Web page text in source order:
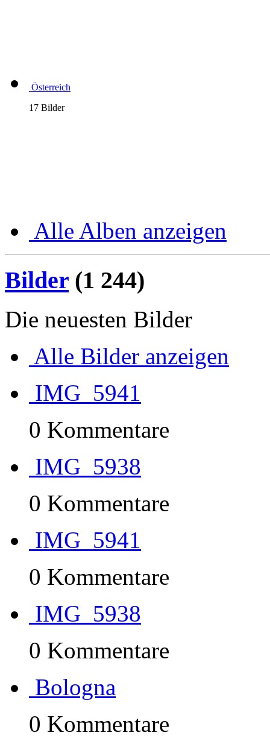
Österreich
17 Bilder
Alle Alben anzeigen
Bilder (1 244)
Die neuesten Bilder
Alle Bilder anzeigen
IMG_5941
0 Kommentare
IMG_5938
0 Kommentare
IMG_5941
0 Kommentare
IMG_5938
0 Kommentare
Bologna
0 Kommentare